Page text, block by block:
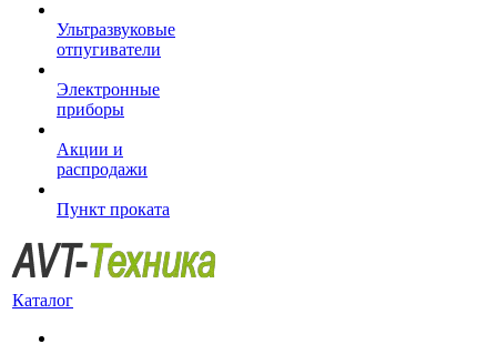
Ультразвуковые
отпугиватели
Электронные
приборы
Акции и
распродажи
Пункт проката
Каталог